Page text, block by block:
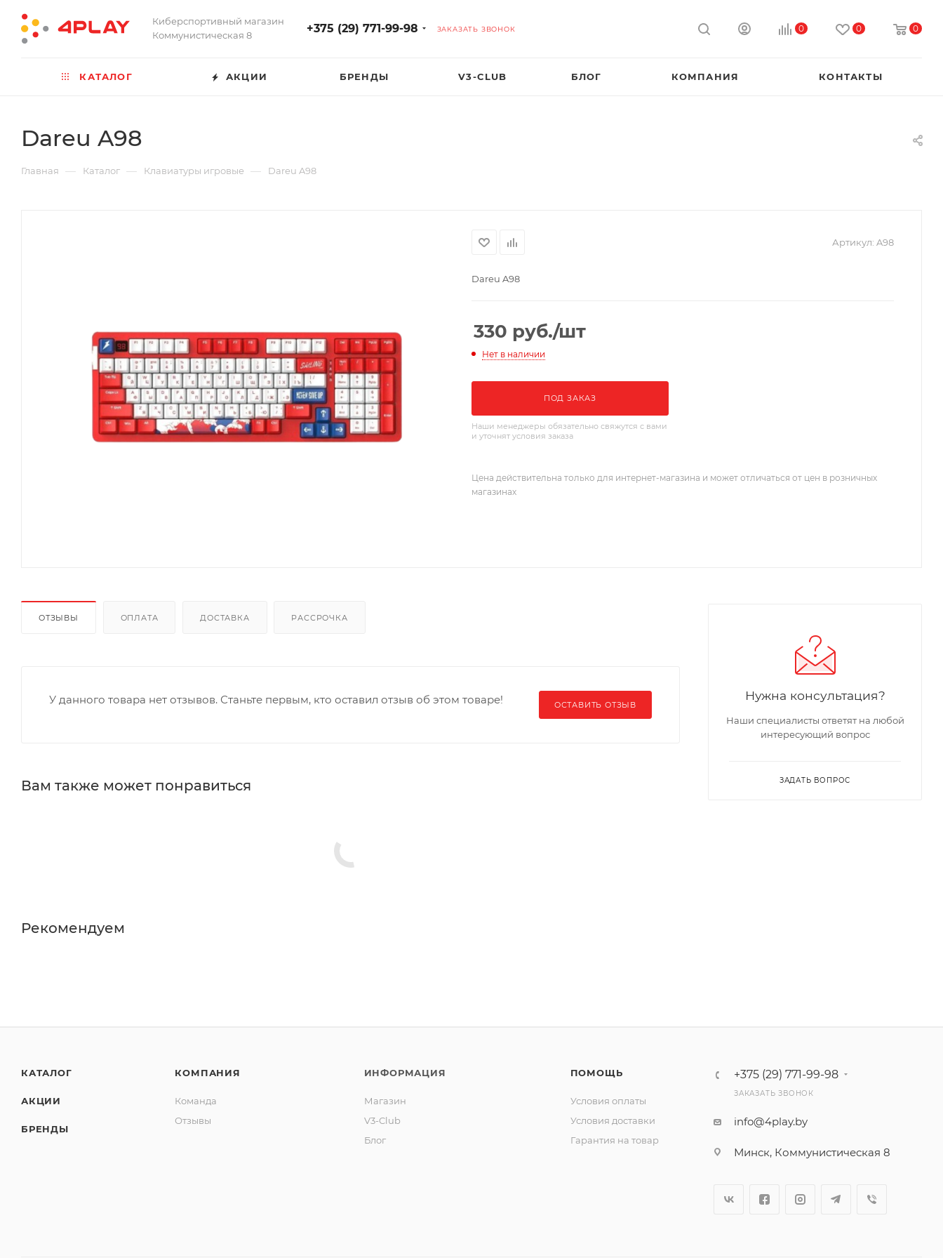
Киберспортивный магазин
Коммунистическая 8
+375 (29) 771-99-98 ЗАКАЗАТЬ ЗВОНОК 0 0 0
КАТАЛОГ АКЦИИ БРЕНДЫ V3-CLUB БЛОГ КОМПАНИЯ КОНТАКТЫ
Dareu A98
Главная — Каталог — Клавиатуры игровые — Dareu A98
Артикул: A98
Dareu A98
330 руб./шт
Нет в наличии
ПОД ЗАКАЗ
Наши менеджеры обязательно свяжутся с вами
и уточнят условия заказа
Цена действительна только для интернет-магазина и может отличаться от цен в розничных
магазинах
ОТЗЫВЫ ОПЛАТА ДОСТАВКА РАССРОЧКА
ОСТАВИТЬ ОТЗЫВ
У данного товара нет отзывов. Станьте первым, кто оставил отзыв об этом товаре!
Вам также может понравиться
Рекомендуем
Нужна консультация?
Наши специалисты ответят на любой
интересующий вопрос
ЗАДАТЬ ВОПРОС
КАТАЛОГ
АКЦИИ
БРЕНДЫ
КОМПАНИЯ
Команда
Отзывы
ИНФОРМАЦИЯ
Магазин
V3-Club
Блог
ПОМОЩЬ
Условия оплаты
Условия доставки
Гарантия на товар
+375 (29) 771-99-98
ЗАКАЗАТЬ ЗВОНОК
info@4play.by
Минск, Коммунистическая 8